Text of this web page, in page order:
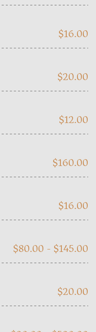
$16.00
$20.00
$12.00
$160.00
$16.00
$80.00 - $145.00
$20.00